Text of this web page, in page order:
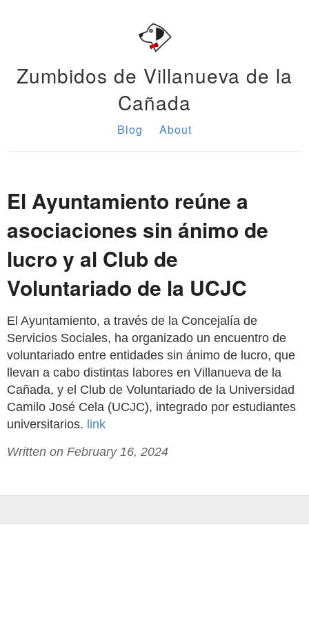
Zumbidos de Villanueva de la
Cañada
Blog About
El Ayuntamiento reúne a
asociaciones sin ánimo de
lucro y al Club de
Voluntariado de la UCJC
El Ayuntamiento, a través de la Concejalía de
Servicios Sociales, ha organizado un encuentro de
voluntariado entre entidades sin ánimo de lucro, que
llevan a cabo distintas labores en Villanueva de la
Cañada, y el Club de Voluntariado de la Universidad
Camilo José Cela (UCJC), integrado por estudiantes
universitarios. link
Written on February 16, 2024